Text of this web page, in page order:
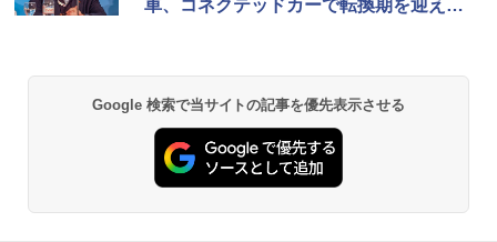
車、コネクテッドカーで転換期を迎えて
Google 検索で当サイトの記事を優先表示させる